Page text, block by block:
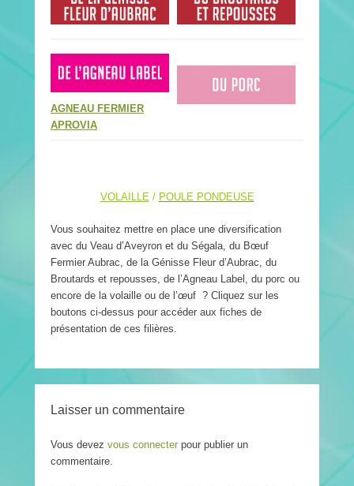
AGNEAU FERMIER
APROVIA
VOLAILLE/ POULE PONDEUSE
Vous souhaitez mettre en place une diversification
avec du Veau d’Aveyron et du Ségala, du Bœuf
Fermier Aubrac, de la Génisse Fleur d’Aubrac, du
Broutards et repousses, de l’Agneau Label, du porc ou
encore de la volaille ou de l’œuf ? Cliquez sur les
boutons ci-dessus pour accéder aux fiches de
présentation de ces filières.
Laisser un commentaire
Vous devez vous connecter pour publier un
commentaire.